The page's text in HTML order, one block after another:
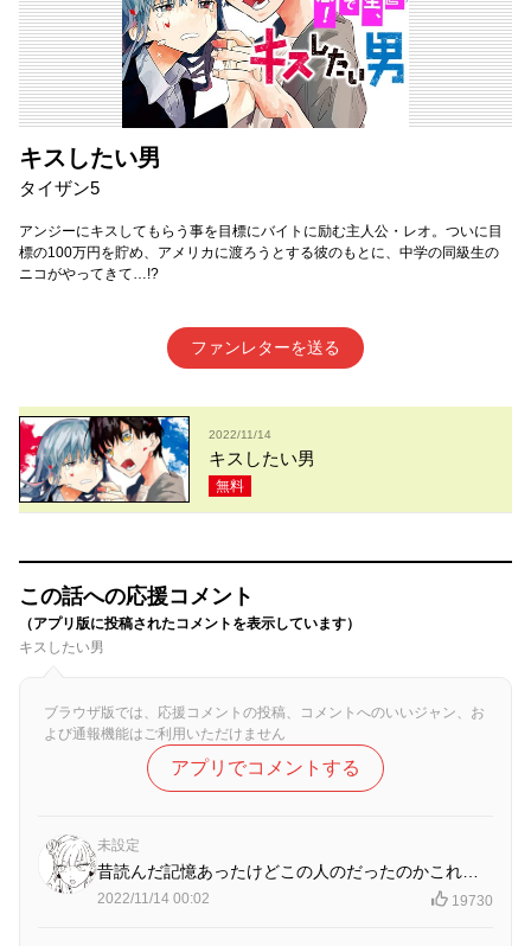
キスしたい男
タイザン5
アンジーにキスしてもらう事を目標にバイトに励む主人公・レオ。ついに目
標の100万円を貯め、アメリカに渡ろうとする彼のもとに、中学の同級生の
ニコがやってきて…!?
ファンレターを送る
2022/11/14
キスしたい男
無料
この話への応援コメント
（アプリ版に投稿されたコメントを表示しています）
キスしたい男
ブラウザ版では、応援コメントの投稿、コメントへのいいジャン、お
よび通報機能はご利用いただけません
アプリでコメントする
未設定
昔読んだ記憶あったけどこの人のだったのかこれ…
2022/11/14 00:02 19730